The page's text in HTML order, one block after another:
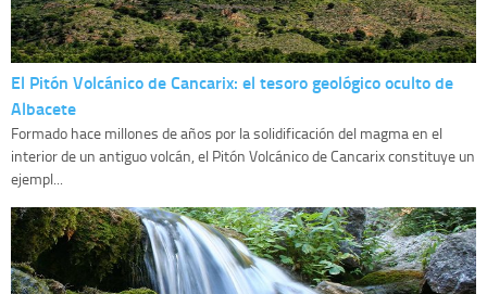
El Pitón Volcánico de Cancarix: el tesoro geológico oculto de
Albacete
Formado hace millones de años por la solidificación del magma en el
interior de un antiguo volcán, el Pitón Volcánico de Cancarix constituye un
ejempl...